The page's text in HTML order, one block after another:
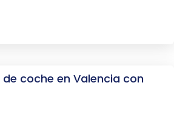
coche en Valencia con